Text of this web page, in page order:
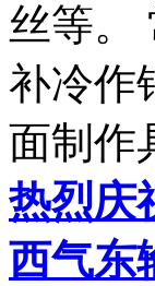
丝等。
补冷作
面制作
热烈庆
西气东